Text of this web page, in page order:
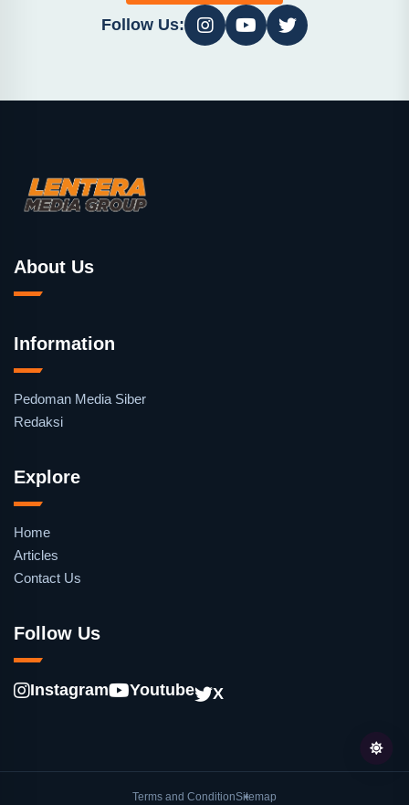
Follow Us:
About Us
Information
Pedoman Media Siber
Redaksi
Explore
Home
Articles
Contact Us
Follow Us
Instagram Youtube X
Terms and ConditionSitemap